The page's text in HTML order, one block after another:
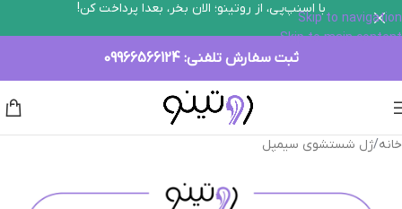
Skip to navigation
Skip to main content
با اسنپ‌پی، از روتینو؛ الان بخر، بعدا پرداخت کن!
ثبت سفارش تلفنی: 09966566124
خانه/ژل شستشوی سیمپل